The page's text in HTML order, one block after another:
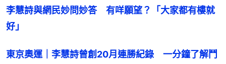
李慧詩與網民妙問妙答　有咩願望？「大家都有樓就
好」
東京奧運｜李慧詩曾創20月連勝紀錄　一分鐘了解鬥